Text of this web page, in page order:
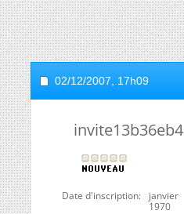
02/12/2007, 17h09
invite13b36eb4
Date d'inscription
janvier
1970